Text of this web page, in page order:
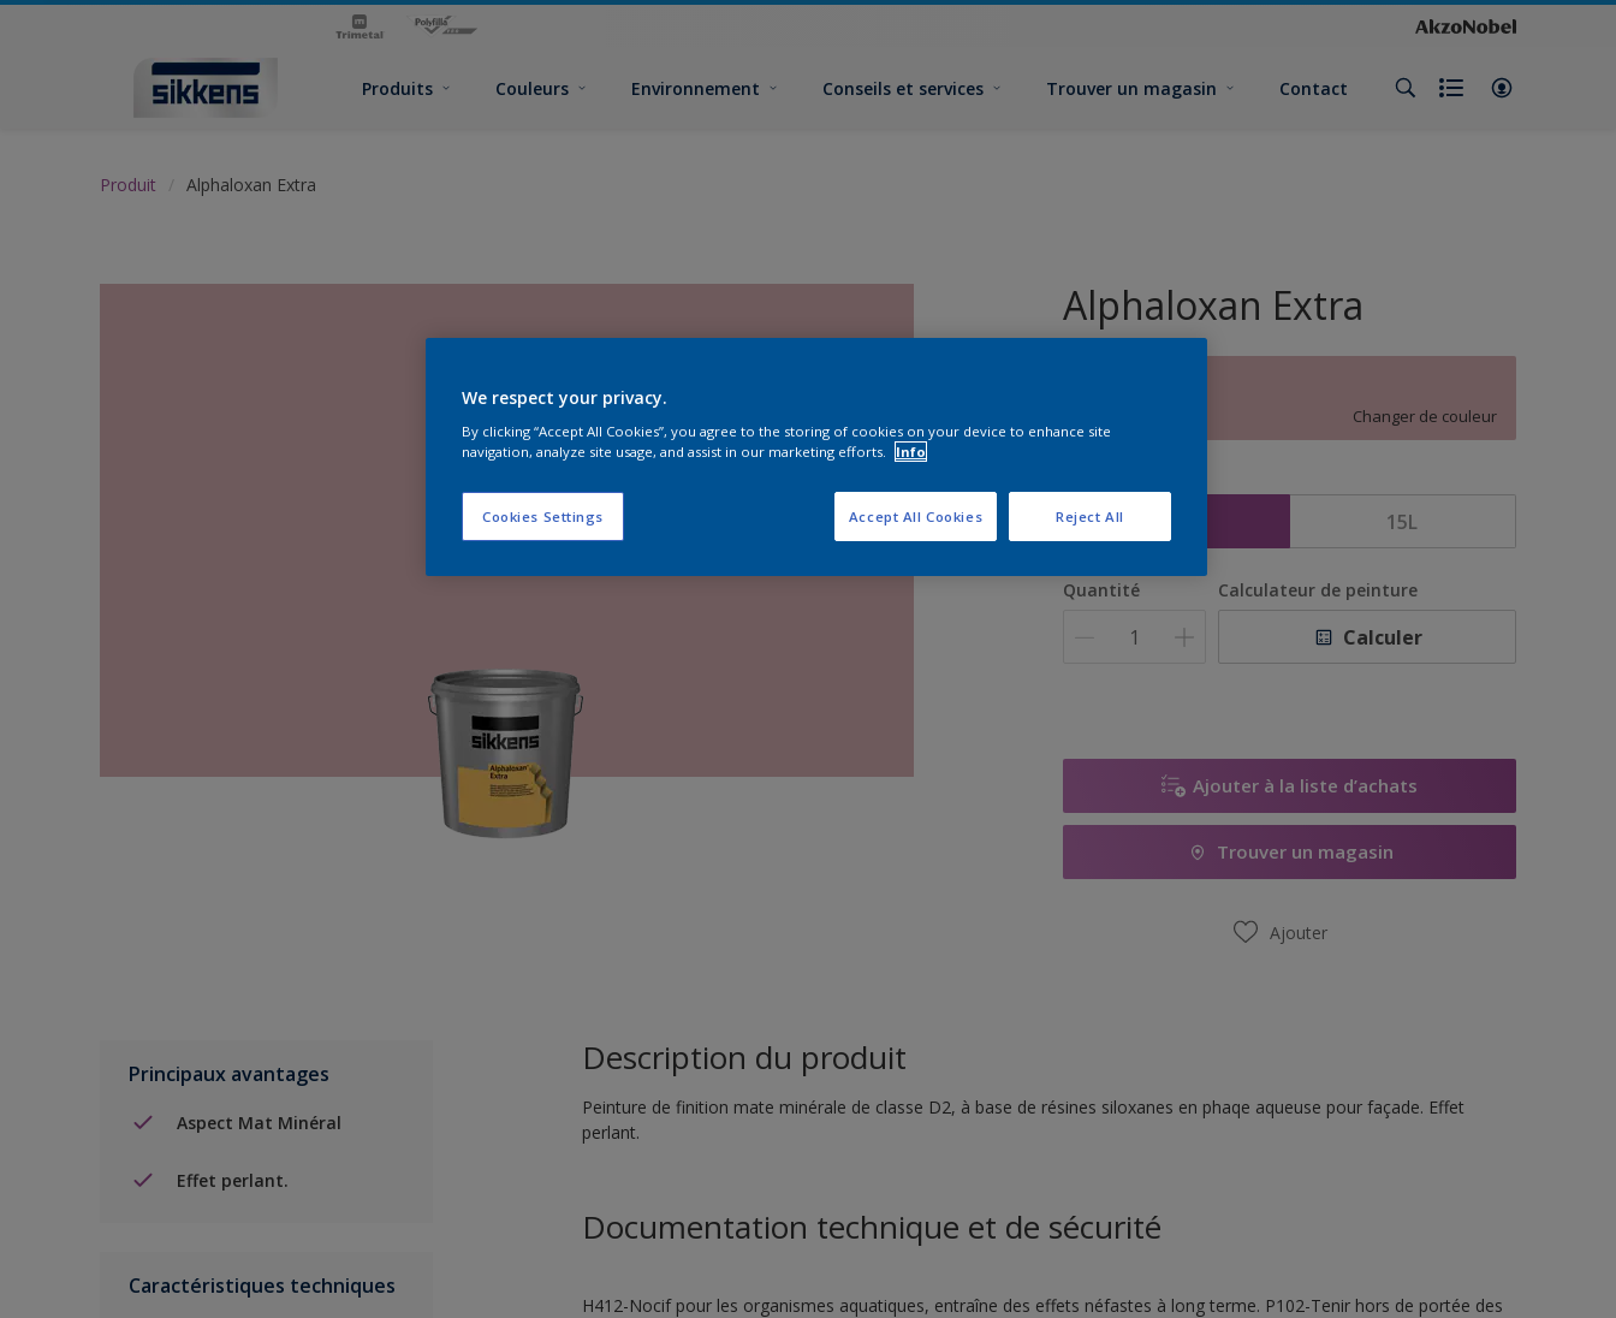
Produits Couleurs Environnement Conseils et services Trouver un magasin Contact
Produit Alphaloxan Extra
Alphaloxan Extra
Changer de couleur
15L
Quantité Calculateur de peinture
Calculer
Ajouter à la liste d’achats
Trouver un magasin
Ajouter
Principaux avantages
Aspect Mat Minéral
Effet perlant.
Caractéristiques techniques
Description du produit
Peinture de finition mate minérale de classe D2, à base de résines siloxanes en phaqe aqueuse pour façade. Effet
perlant.
Documentation technique et de sécurité
H412-Nocif pour les organismes aquatiques, entraîne des effets néfastes à long terme. P102-Tenir hors de portée des
We respect your privacy.
By clicking “Accept All Cookies”, you agree to the storing of cookies on your device to enhance site
navigation, analyze site usage, and assist in our marketing efforts.
Info
Cookies Settings Reject All
Accept All Cookies